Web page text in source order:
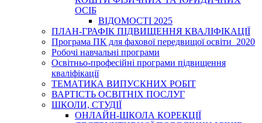
ОСІБ
ВІДОМОСТІ 2025
ПЛАН-ГРАФІК ПІДВИЩЕННЯ КВАЛІФІКАЦІЇ
Програма ПК для фахової передвищої освіти_2020
Робочі навчальні програми
Освітньо-професійні програми підвищення
кваліфікації
ТЕМАТИКА ВИПУСКНИХ РОБІТ
ВАРТІСТЬ ОСВІТНІХ ПОСЛУГ
ШКОЛИ, СТУДІЇ
ОНЛАЙН-ШКОЛА КОРЕКЦІЇ